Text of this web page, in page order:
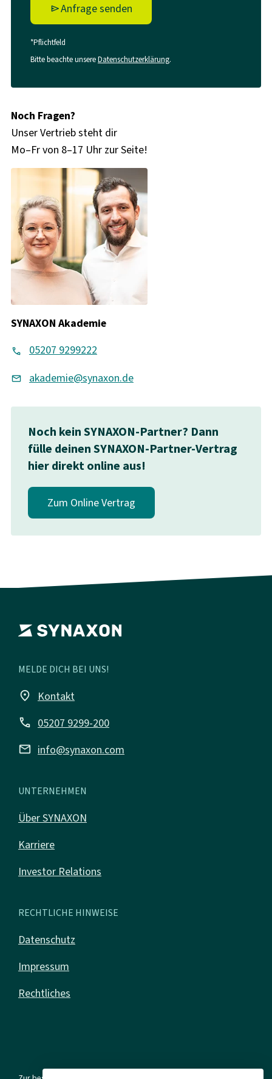
Anfrage senden
*Pflichtfeld
Bitte beachte unsereDatenschutzerklärung.
Noch Fragen?
Unser Vertrieb steht dir
Mo–Fr von 8–17 Uhr zur Seite!
SYNAXON Akademie
05207 9299222
akademie@synaxon.de
Noch kein SYNAXON-Partner? Dann
fülle deinen SYNAXON-Partner-Vertrag
hier direkt online aus!
Zum Online Vertrag
MELDE DICH BEI UNS!
place Kontakt
call 05207 9299-200
mail info@synaxon.com
UNTERNEHMEN
Über SYNAXON
Karriere
Investor Relations
RECHTLICHE HINWEISE
Datenschutz
Impressum
Rechtliches